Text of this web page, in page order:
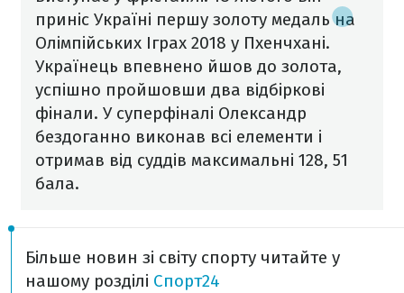
приніс Україні першу золоту медаль на
Олімпійських Іграх 2018 у Пхенчхані.
Українець впевнено йшов до золота,
успішно пройшовши два відбіркові
фінали. У суперфіналі Олександр
бездоганно виконав всі елементи і
отримав від суддів максимальні 128, 51
бала.
Більше новин зі світу спорту читайте у
нашому розділі Спорт24